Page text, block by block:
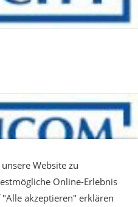
Website zu
Online-Erlebnis
akzeptieren" erklären